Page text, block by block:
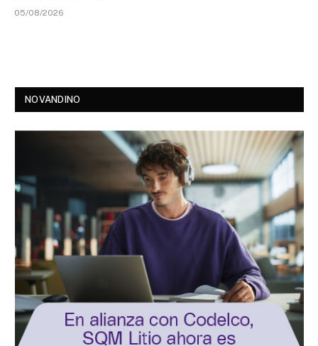
05/08/2026
NOVANDINO